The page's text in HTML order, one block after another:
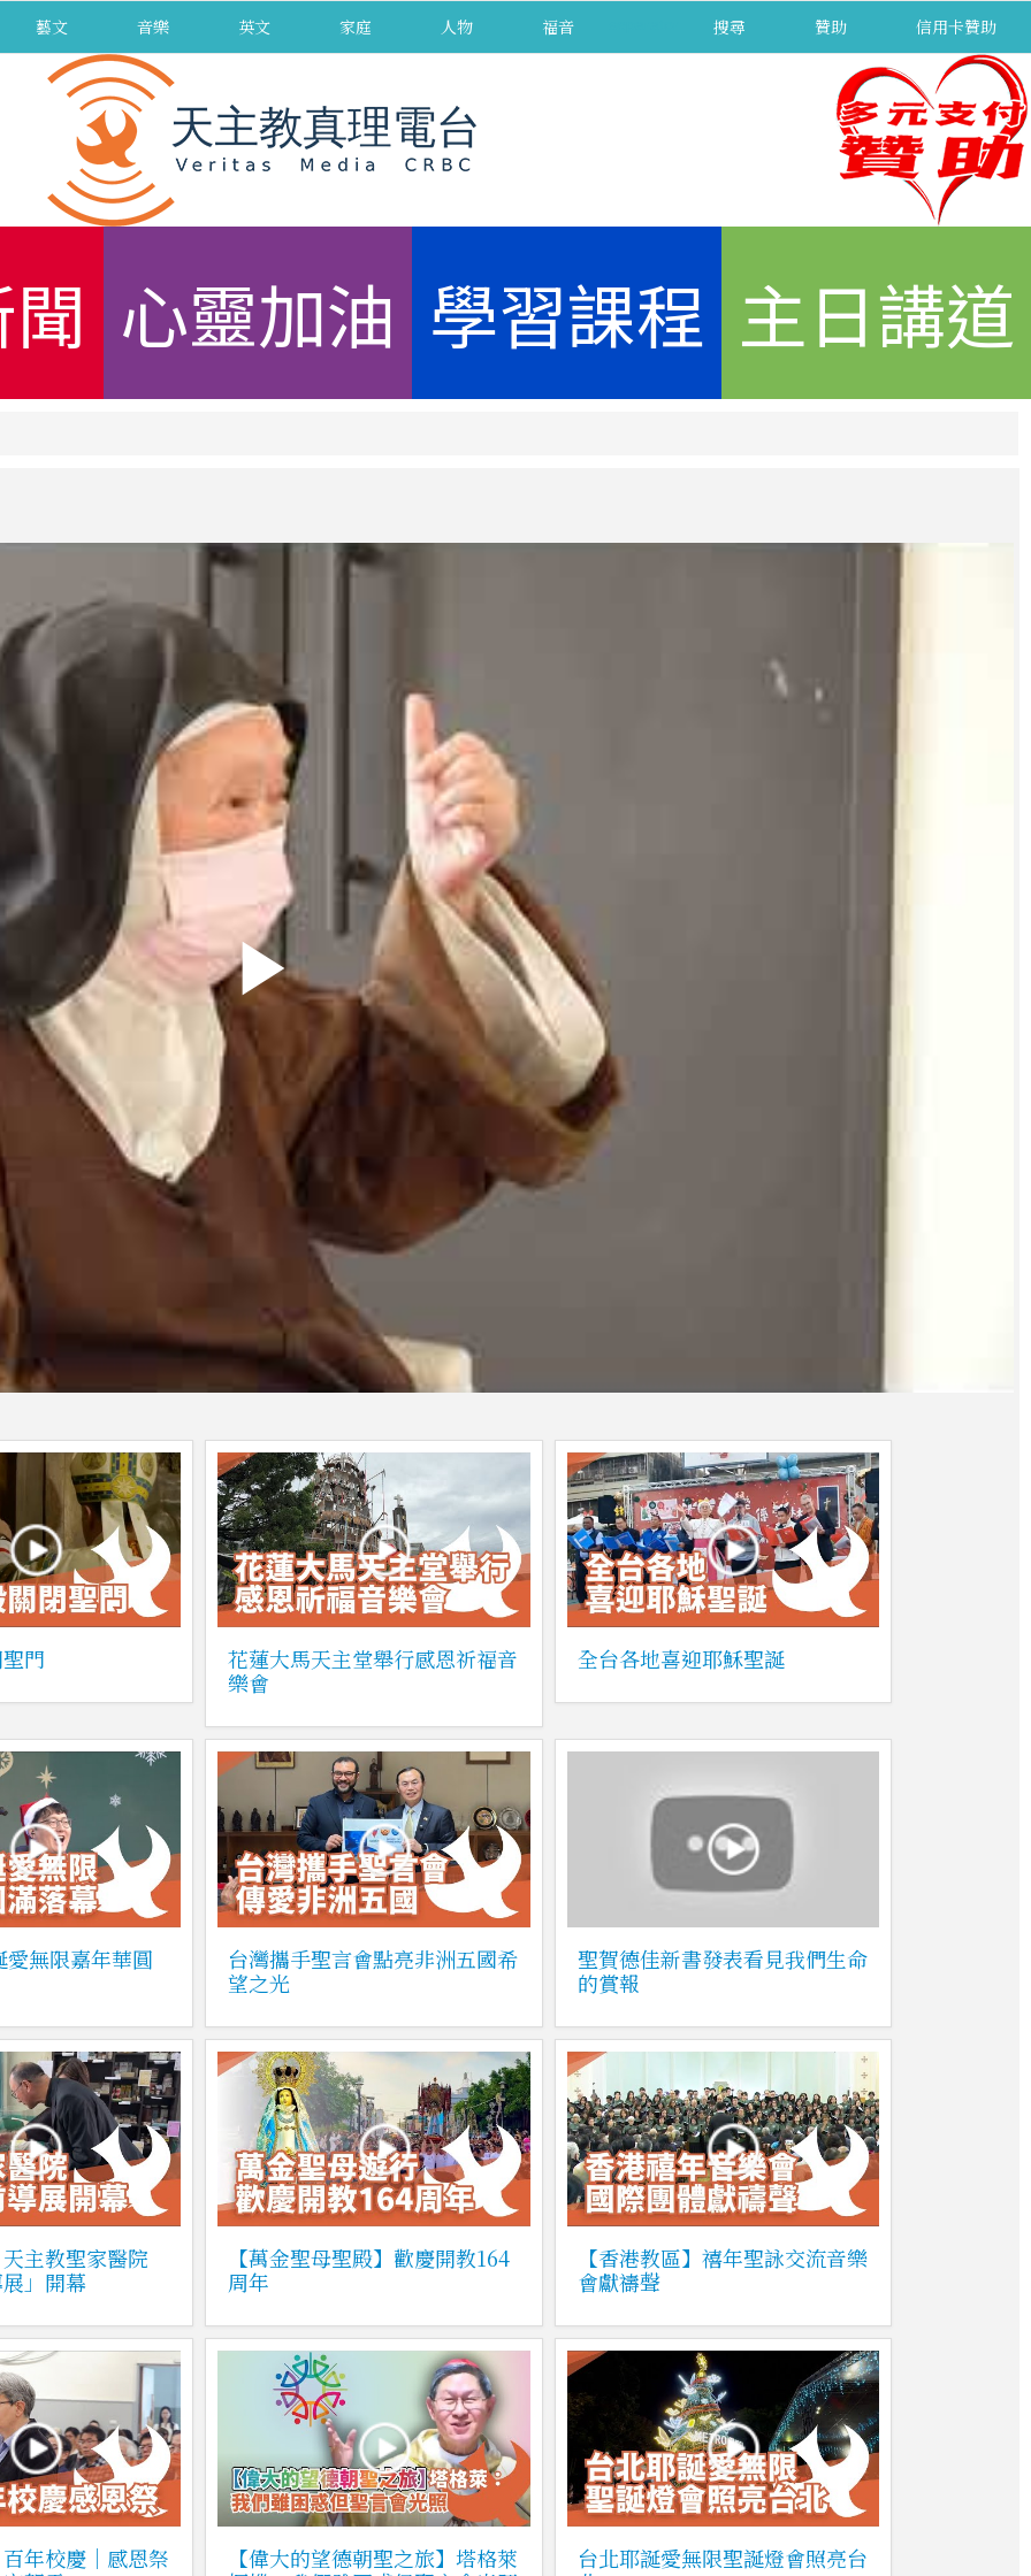
藝文 音樂 英文 家庭 人物 福音 搜尋 贊助 信用卡贊助
心靈加油 學習課程 主日講道
門
花蓮大馬天主堂舉行感恩祈福音
樂會
全台各地喜迎耶穌聖誕
無限嘉年華圓
台灣攜手聖言會點亮非洲五國希
望之光
聖賀德佳新書發表看見我們生命
的賞報
主教聖家醫院
」開幕
【萬金聖母聖殿】歡慶開教164
周年
【香港教區】禧年聖詠交流音樂
會獻禱聲
年校慶｜感恩祭
【偉大的望德朝聖之旅】塔格萊
台北耶誕愛無限聖誕燈會照亮台